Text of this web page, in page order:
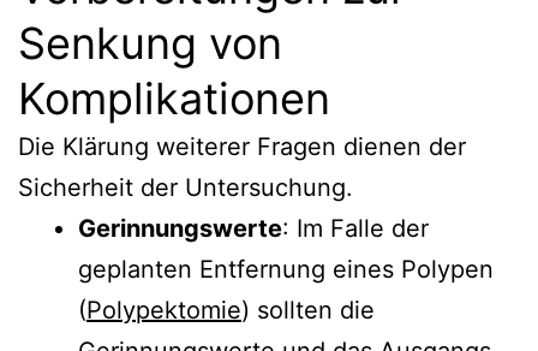
Senkung von
Komplikationen
Die Klärung weiterer Fragen dienen der
Sicherheit der Untersuchung.
Gerinnungswerte: Im Falle der
geplanten Entfernung eines Polypen
(Polypektomie) sollten die